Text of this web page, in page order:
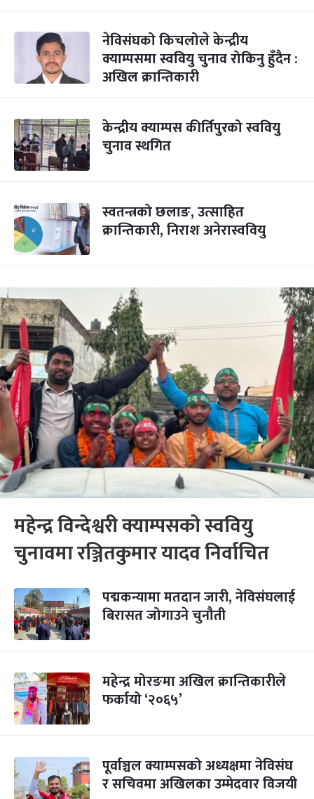
नेविसंघको किचलोले केन्द्रीय
क्याम्पसमा स्ववियु चुनाव रोकिनु हुँदैन :
अखिल क्रान्तिकारी
केन्द्रीय क्याम्पस कीर्तिपुरको स्ववियु
चुनाव स्थगित
स्वतन्त्रको छलाङ, उत्साहित
क्रान्तिकारी, निराश अनेरास्ववियु
महेन्द्र विन्देश्वरी क्याम्पसको स्ववियु
चुनावमा रञ्जितकुमार यादव निर्वाचित
पद्मकन्यामा मतदान जारी, नेविसंघलाई
बिरासत जोगाउने चुनौती
महेन्द्र मोरङमा अखिल क्रान्तिकारीले
फर्कायो ‘२०६५’
पूर्वाञ्चल क्याम्पसको अध्यक्षमा नेविसंघ
र सचिवमा अखिलका उम्मेदवार विजयी